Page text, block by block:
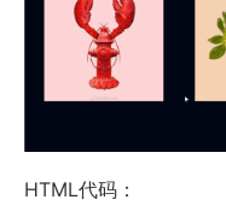
HTML代码：